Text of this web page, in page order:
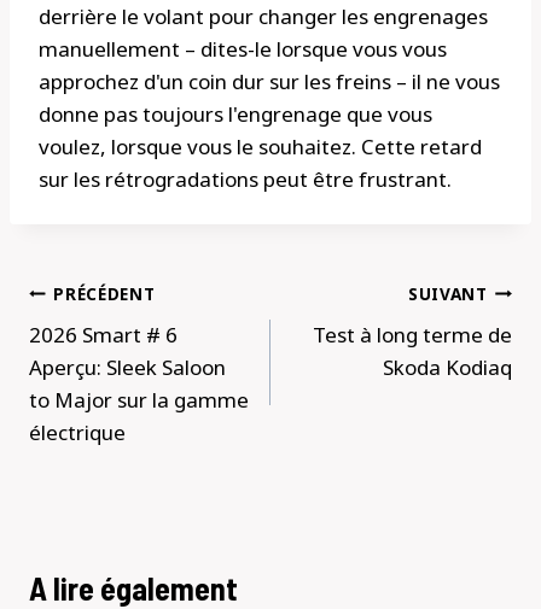
derrière le volant pour changer les engrenages
manuellement – dites-le lorsque vous vous
approchez d'un coin dur sur les freins – il ne vous
donne pas toujours l'engrenage que vous
voulez, lorsque vous le souhaitez. Cette retard
sur les rétrogradations peut être frustrant.
Navigation
de
l’article
PRÉCÉDENT
2026 Smart # 6
Aperçu: Sleek Saloon
to Major sur la gamme
électrique
SUIVANT
Test à long terme de
Skoda Kodiaq
A lire également